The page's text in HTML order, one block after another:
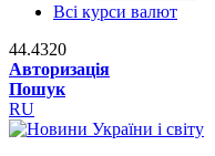
Всі курси валют
44.4320
Авторизація
Пошук
RU